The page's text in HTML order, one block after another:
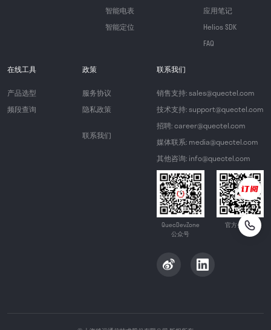
智能电表
智能定位
应用笔记
Helios SDK
FAQ
在线工具
产品选型
频段查询
政策
服务协议
隐私政策
联系我们
联系我们
销售支持: sales@quectel.com
技术支持: support@quectel.com
招聘: career@quectel.com
媒体联系: media@quectel.com
其他咨询: info@quectel.com
QuecDevZone
公众号
官方公众号